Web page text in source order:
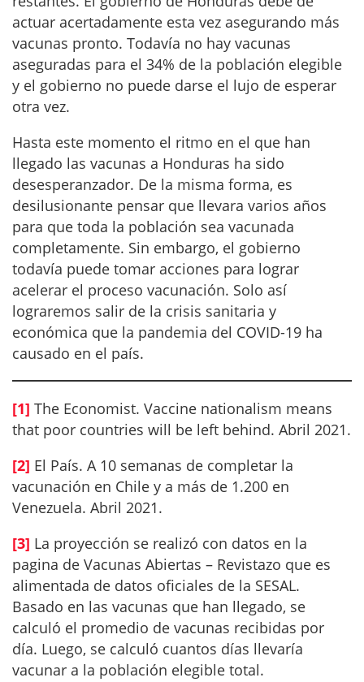
actuar acertadamente esta vez asegurando más
vacunas pronto. Todavía no hay vacunas
aseguradas para el 34% de la población elegible
y el gobierno no puede darse el lujo de esperar
otra vez.
Hasta este momento el ritmo en el que han
llegado las vacunas a Honduras ha sido
desesperanzador. De la misma forma, es
desilusionante pensar que llevara varios años
para que toda la población sea vacunada
completamente. Sin embargo, el gobierno
todavía puede tomar acciones para lograr
acelerar el proceso vacunación. Solo así
lograremos salir de la crisis sanitaria y
económica que la pandemia del COVID-19 ha
causado en el país.
[1] The Economist. Vaccine nationalism means
that poor countries will be left behind. Abril 2021.
[2] El País. A 10 semanas de completar la
vacunación en Chile y a más de 1.200 en
Venezuela. Abril 2021.
[3] La proyección se realizó con datos en la
pagina de Vacunas Abiertas – Revistazo que es
alimentada de datos oficiales de la SESAL.
Basado en las vacunas que han llegado, se
calculó el promedio de vacunas recibidas por
día. Luego, se calculó cuantos días llevaría
vacunar a la población elegible total.